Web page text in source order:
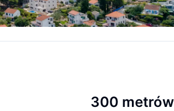
300 metrów